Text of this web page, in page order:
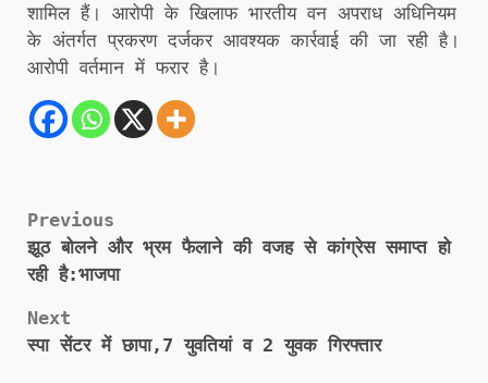
शामिल हैं। आरोपी के खिलाफ भारतीय वन अपराध अधिनियम
के अंतर्गत प्रकरण दर्जकर आवश्यक कार्रवाई की जा रही है।
आरोपी वर्तमान में फरार है।
Post
navigation
Previous
झूठ बोलने और भ्रम फैलाने की वजह से कांग्रेस समाप्त हो
रही है:भाजपा
Next
स्पा सेंटर में छापा,7 युवतियां व 2 युवक गिरफ्तार